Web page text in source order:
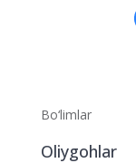
Bo‘limlar
Oliygohlar